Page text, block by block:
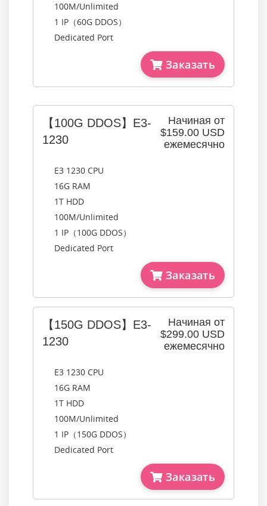
100M/Unlimited
1 IP（60G DDOS）
Dedicated Port
Заказать
Начиная от
$159.00 USD
ежемесячно
【100G DDOS】E3-
1230
E3 1230 CPU
16G RAM
1T HDD
100M/Unlimited
1 IP（100G DDOS）
Dedicated Port
Заказать
Начиная от
$299.00 USD
ежемесячно
【150G DDOS】E3-
1230
E3 1230 CPU
16G RAM
1T HDD
100M/Unlimited
1 IP（150G DDOS）
Dedicated Port
Заказать